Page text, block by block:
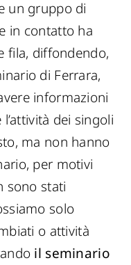
un gruppo di
in contatto ha
fila, diffondendo,
di Ferrara,
informazioni
dei singoli
ma non hanno
per motivi
sono stati
solo
o attività
il seminario